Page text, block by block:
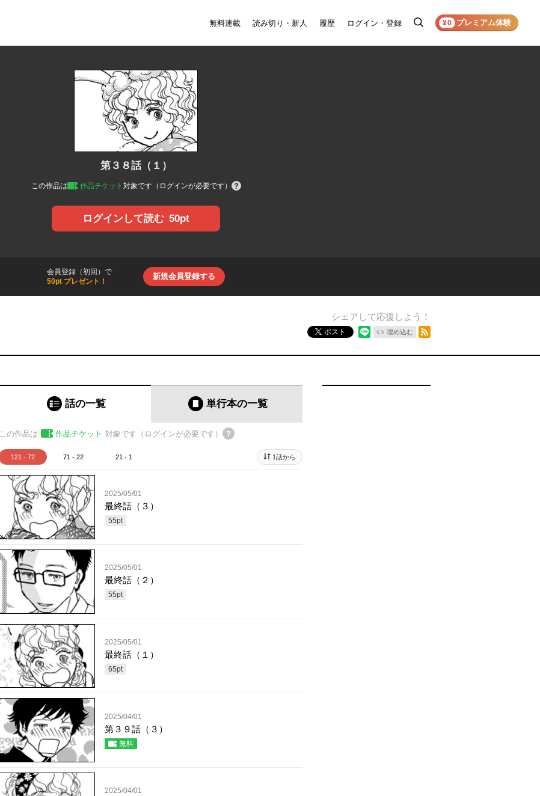
無料連載 読み切り・新人 履歴 ログイン・登録
検
¥0 プレミアム体験
第３８話（１）
この作品は 作品チケット 対象です（ログインが必要です）
ログインして読む 50pt
会員登録（初回）で
50pt プレゼント！
新規会員登録する
シェアして応援しよう！
ポスト 埋め込む
話の一覧 単行本の一覧
この作品は 作品チケット 対象です（ログインが必要です）
121 - 72 71 - 22 21 - 1 1話から
2025/05/01
最終話（３）
55pt
2025/05/01
最終話（２）
55pt
2025/05/01
最終話（１）
65pt
2025/04/01
第３９話（３）
無料
2025/04/01